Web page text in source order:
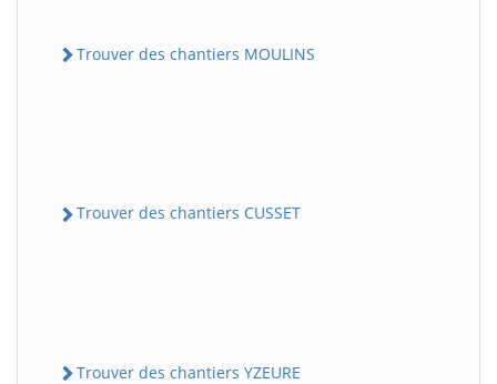
Trouver des chantiers MOULINS
Trouver des chantiers CUSSET
Trouver des chantiers YZEURE